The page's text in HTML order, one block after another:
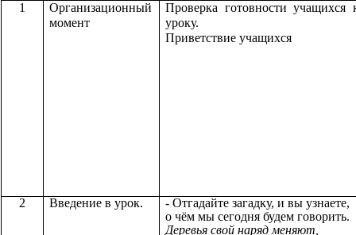
1
Организационный
момент
Проверка готовности учащихся
уроку.
Приветствие учащихся
2 Введение в урок.
- Отгадайте загадку, и вы узнаете,
о чём мы сегодня будем говорить.
Деревья свой наряд меняют,